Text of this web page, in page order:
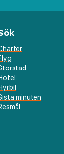
minuten